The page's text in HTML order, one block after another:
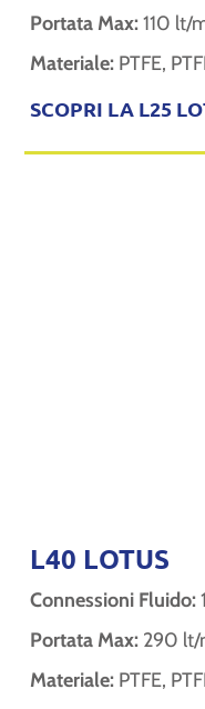
Portata Max:110 lt/
Materiale: PTFE,
SCOPRI LA L25
L40 LOTUS
Connessioni Fluido:
Portata Max: 290 lt/
Materiale: PTFE,